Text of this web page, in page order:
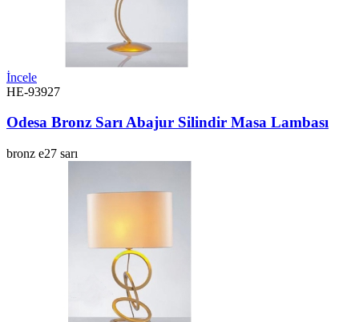
İncele
HE-93927
Odesa Bronz Sarı Abajur Silindir Masa Lambası
bronz e27 sarı